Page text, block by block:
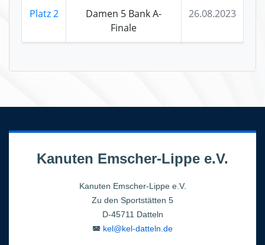
Platz 2
Damen 5 Bank A-
Finale
26.08.2023
Kanuten Emscher-Lippe e.V.
Kanuten Emscher-Lippe e.V.
Zu den Sportstätten 5
D-45711 Datteln
kel@kel-datteln.de